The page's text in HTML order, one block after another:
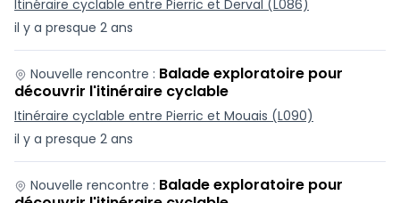
il y a presque 2 ans
Itinéraire cyclable entre Pierric et Derval (L086)
il y a presque 2 ans
Nouvelle rencontre : Balade exploratoire pour
découvrir l'itinéraire cyclable
Itinéraire cyclable entre Pierric et Mouais (L090)
Nouvelle rencontre : Balade exploratoire pour